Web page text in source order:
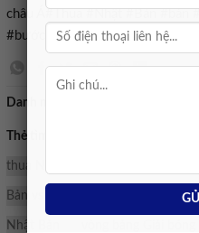
châu Á#Thua #Nhật #Bản
#bước #tại #vòng #bảng #Giải
Danh mục:
Thẻ tìm kiếm:
thua Nhật Bản
Bản vs tuyển nữ Việt Nam
Nhật Bản